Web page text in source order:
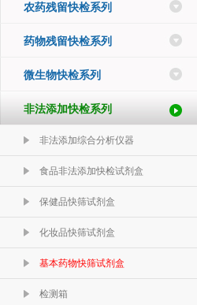
农药残留快检系列
药物残留快检系列
微生物快检系列
非法添加快检系列
非法添加综合分析仪器
食品非法添加快检试剂盒
保健品快筛试剂盒
化妆品快筛试剂盒
基本药物快筛试剂盒
检测箱